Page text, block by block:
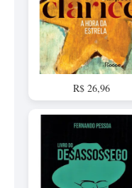
R$ 26,96